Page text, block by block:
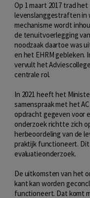
Op 1 maart 2017 trad
levenslanggestraften in
mechanisme wordt
de tenuitvoerlegging
noodzaak daartoe was
en het EHRM gebleken.
vervult het
centrale rol.
In 2021 heeft het
samenspraak met het
opdracht gegeven voor
onderzoek richtte zich
herbeoordeling van de
praktijk functioneert.
evaluatieonderzoek.
De uitkomsten van het
kant kan worden
functioneert. Dat komt